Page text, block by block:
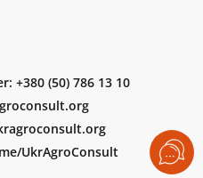
+380 (50) 786 13 10
UkrAgroConsult